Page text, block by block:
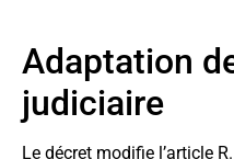
Adaptation
judiciaire
Le décret modifie l’article